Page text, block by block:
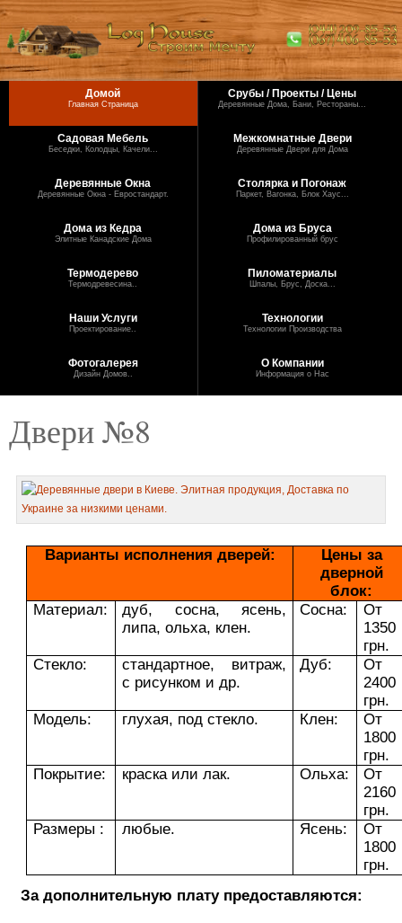
Домой
Главная Страница
Срубы / Проекты / Цены
Деревянные Дома, Бани, Рестораны...
Садовая Мебель
Беседки, Колодцы, Качели...
Межкомнатные Двери
Деревянные Двери для Дома
Деревянные Окна
Деревянные Окна - Евростандарт.
Столярка и Погонаж
Паркет, Вагонка, Блок Хаус...
Дома из Кедра
Элитные Канадские Дома
Дома из Бруса
Профилированный брус
Термодерево
Термодревесина..
Пиломатериалы
Шпалы, Брус, Доска...
Наши Услуги
Проектирование..
Технологии
Технологии Производства
Фотогалерея
Дизайн Домов..
О Компании
Информация о Нас
Двери №8
Варианты исполнения дверей:
Цены за
дверной
блок:
Материал:
дуб, сосна, ясень,
липа, ольха, клен.
Сосна:
От
1350
грн.
Стекло:
стандартное, витраж,
с рисунком и др.
Дуб:
От
2400
грн.
Модель:
глухая, под стекло. Клен:
От
1800
грн.
Покрытие:
краска или лак. Ольха:
От
2160
грн.
Размеры :
любые. Ясень:
От
1800
грн.
За дополнительную плату предоставляются: